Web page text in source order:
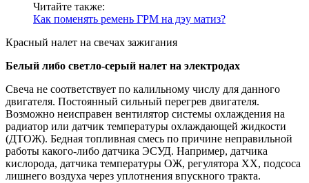
Читайте также:
Как поменять ремень ГРМ на дэу матиз?
Красный налет на свечах зажигания
Белый либо светло-серый налет на электродах
Свеча не соответствует по калильному числу для данного
двигателя. Постоянный сильный перегрев двигателя.
Возможно неисправен вентилятор системы охлаждения на
радиатор или датчик температуры охлаждающей жидкости
(ДТОЖ). Бедная топливная смесь по причине неправильной
работы какого-либо датчика ЭСУД. Например, датчика
кислорода, датчика температуры ОЖ, регулятора ХХ, подсоса
лишнего воздуха через уплотнения впускного тракта.